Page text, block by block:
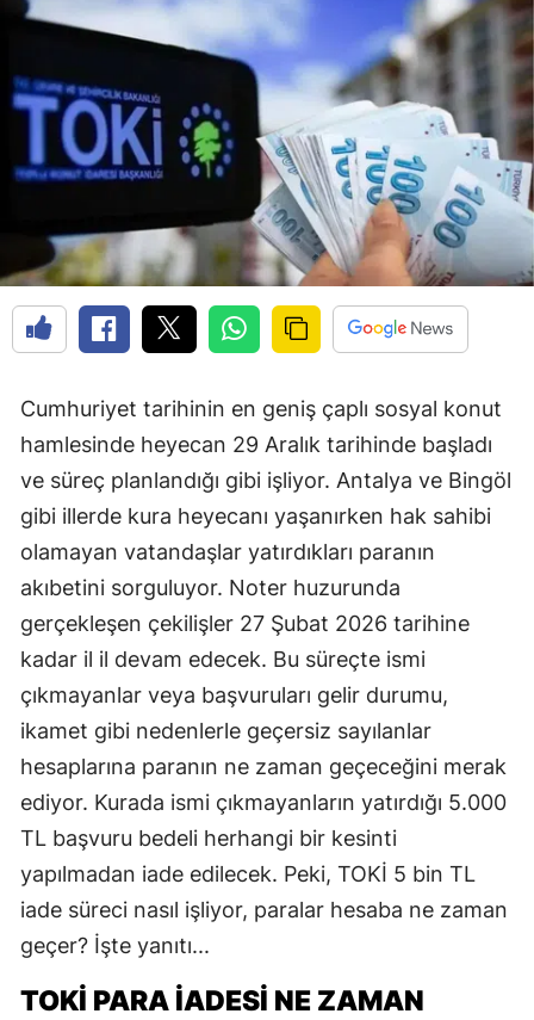
Cumhuriyet tarihinin en geniş çaplı sosyal konut
hamlesinde heyecan 29 Aralık tarihinde başladı
ve süreç planlandığı gibi işliyor. Antalya ve Bingöl
gibi illerde kura heyecanı yaşanırken hak sahibi
olamayan vatandaşlar yatırdıkları paranın
akıbetini sorguluyor. Noter huzurunda
gerçekleşen çekilişler 27 Şubat 2026 tarihine
kadar il il devam edecek. Bu süreçte ismi
çıkmayanlar veya başvuruları gelir durumu,
ikamet gibi nedenlerle geçersiz sayılanlar
hesaplarına paranın ne zaman geçeceğini merak
ediyor. Kurada ismi çıkmayanların yatırdığı 5.000
TL başvuru bedeli herhangi bir kesinti
yapılmadan iade edilecek. Peki, TOKİ 5 bin TL
iade süreci nasıl işliyor, paralar hesaba ne zaman
geçer? İşte yanıtı...
TOKİ PARA İADESİ NE ZAMAN